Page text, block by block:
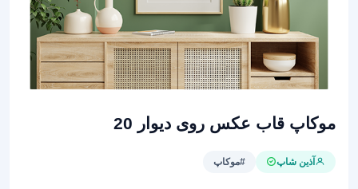
موکاپ قاب عکس روی دیوار 20
آذین شاپ #موکاپ